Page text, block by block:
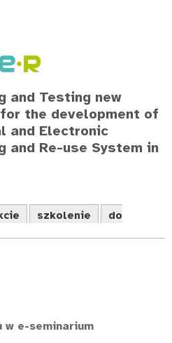
and Testing new
the development of
and Electronic
and Re-use System in
szkolenie
do
w e-seminarium